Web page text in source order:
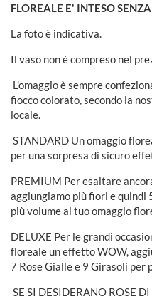
FLOREALE E' INTESO
La foto è indicativa.
Il vaso non è compreso nel
L'omaggio è sempre
fiocco colorato, secondo la
locale.
STANDARD Un omaggio
per una sorpresa di sicuro
PREMIUM Per esaltare
aggiungiamo più fiori e quindi
più volume al tuo omaggio
DELUXE Per le grandi
floreale un effetto WOW,
7 Rose Gialle e 9 Girasoli per
SE SI DESIDERANO ROSE